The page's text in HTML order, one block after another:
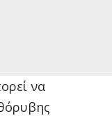
να